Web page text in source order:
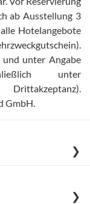
ab Ausstellung 3
Hotelangebote
und unter Angabe
unter
Drittakzeptanz)
GmbH
❯
❯